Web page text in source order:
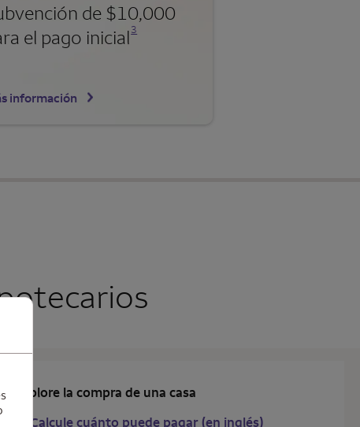
de $10,000
el pago inicial
Se abre una modalidad para nota al pie
3
información
Explore la compra de una casa
Calcule cuánto puede pagar (en inglés)